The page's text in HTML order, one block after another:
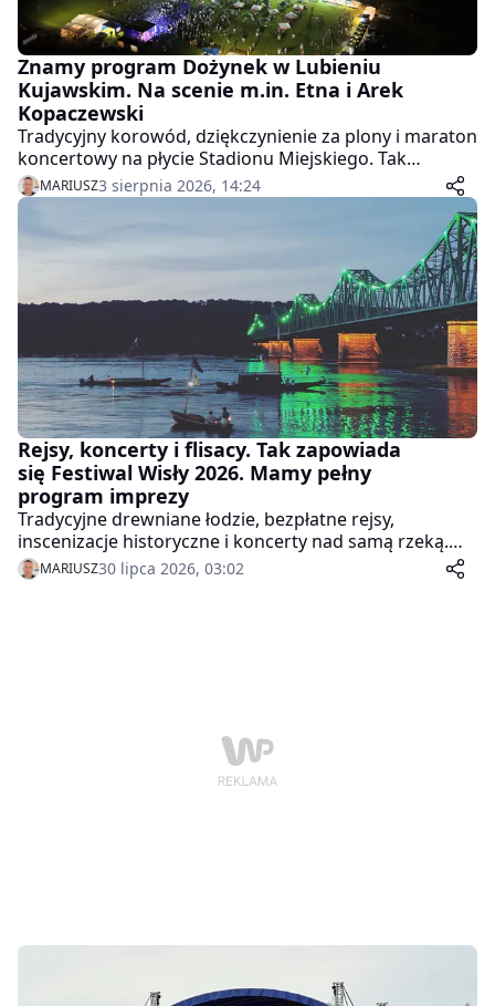
Znamy program Dożynek w Lubieniu
Kujawskim. Na scenie m.in. Etna i Arek
Kopaczewski
Tradycyjny korowód, dziękczynienie za plony i maraton
koncertowy na płycie Stadionu Miejskiego. Tak
zapowiada się oficjalny program tegorocznego święta
plonów.
MARIUSZ3 sierpnia 2026, 14:24
Rejsy, koncerty i flisacy. Tak zapowiada
się Festiwal Wisły 2026. Mamy pełny
program imprezy
Tradycyjne drewniane łodzie, bezpłatne rejsy,
inscenizacje historyczne i koncerty nad samą rzeką.
Włocławek rozpocznie jubileuszową, dziesiątą edycję
Festiwalu Wisły. Organizatorzy przedstawili
MARIUSZ30 lipca 2026, 03:02